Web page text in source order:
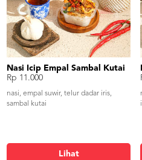
Nasi Icip Empal Sambal Kutai
Rp 11.000
nasi, empal suwir, telur dadar iris,
sambal kutai
Lihat